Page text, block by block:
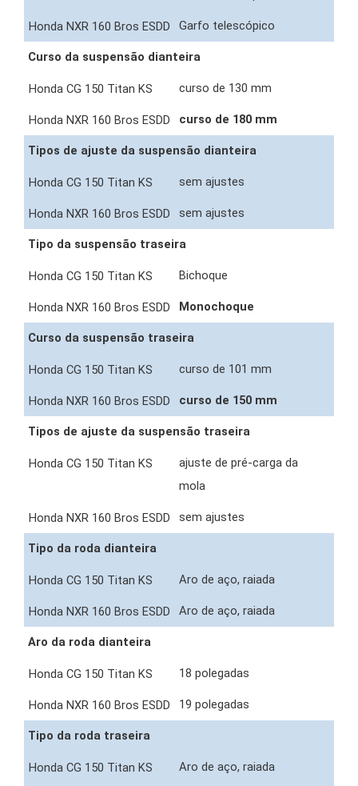
Garfo telescópico
Curso da suspensão dianteira
curso de 130 mm
curso de 180 mm
Tipos de ajuste da suspensão dianteira
sem ajustes
sem ajustes
Tipo da suspensão traseira
Bichoque
Monochoque
Curso da suspensão traseira
curso de 101 mm
curso de 150 mm
Tipos de ajuste da suspensão traseira
ajuste de pré-carga da
mola
sem ajustes
Tipo da roda dianteira
Aro de aço, raiada
Aro de aço, raiada
Aro da roda dianteira
18 polegadas
19 polegadas
Tipo da roda traseira
Aro de aço, raiada